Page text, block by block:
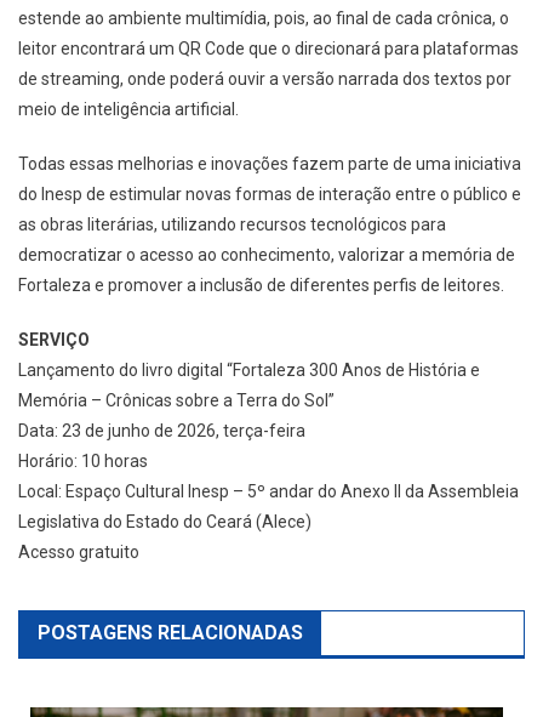
estende ao ambiente multimídia, pois, ao final de cada crônica, o
leitor encontrará um QR Code que o direcionará para plataformas
de streaming, onde poderá ouvir a versão narrada dos textos por
meio de inteligência artificial.
Todas essas melhorias e inovações fazem parte de uma iniciativa
do Inesp de estimular novas formas de interação entre o público e
as obras literárias, utilizando recursos tecnológicos para
democratizar o acesso ao conhecimento, valorizar a memória de
Fortaleza e promover a inclusão de diferentes perfis de leitores.
SERVIÇO
Lançamento do livro digital “Fortaleza 300 Anos de História e
Memória – Crônicas sobre a Terra do Sol”
Data: 23 de junho de 2026, terça-feira
Horário: 10 horas
Local: Espaço Cultural Inesp – 5º andar do Anexo II da Assembleia
Legislativa do Estado do Ceará (Alece)
Acesso gratuito
POSTAGENS RELACIONADAS